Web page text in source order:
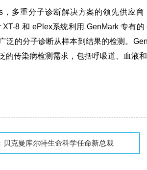
，多重分子诊断解决方案的领先供应
XT-8 和 ePlex系统利用 GenMark 专有
泛的分子诊断从样本到结果的检测。
的传染病检测需求，包括呼吸道、血液
贝克曼库尔特生命科学任命新总裁